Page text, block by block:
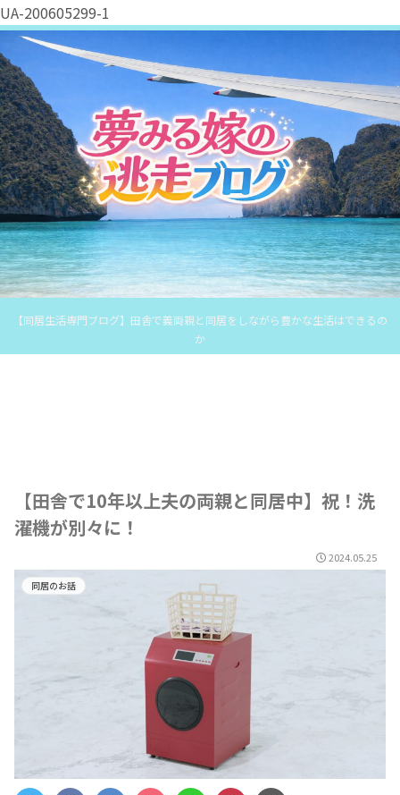
UA-200605299-1
【同居生活専門ブログ】田舎で義両親と同居をしながら豊かな生活はできるの
か
【田舎で10年以上夫の両親と同居中】祝！洗
濯機が別々に！
2024.05.25
同居のお話